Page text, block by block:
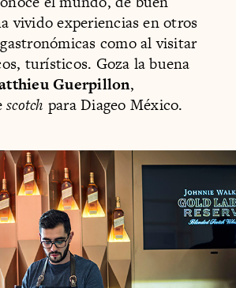
vivido experiencias en otros
como al visitar
turísticos. Goza la buena
Guerpillon,
scotch para Diageo México.